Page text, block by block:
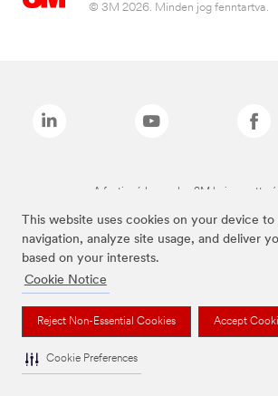
This website uses cookies on your device to
navigation, analyze site usage, and deliver
based on your interests.
Cookie Notice
Reject Non-Essential Cookies Accept
Cookie Preferences
© 3M 2026. Minden jog fenntartva.
A fenti márkanevek a 3M bejegyzett